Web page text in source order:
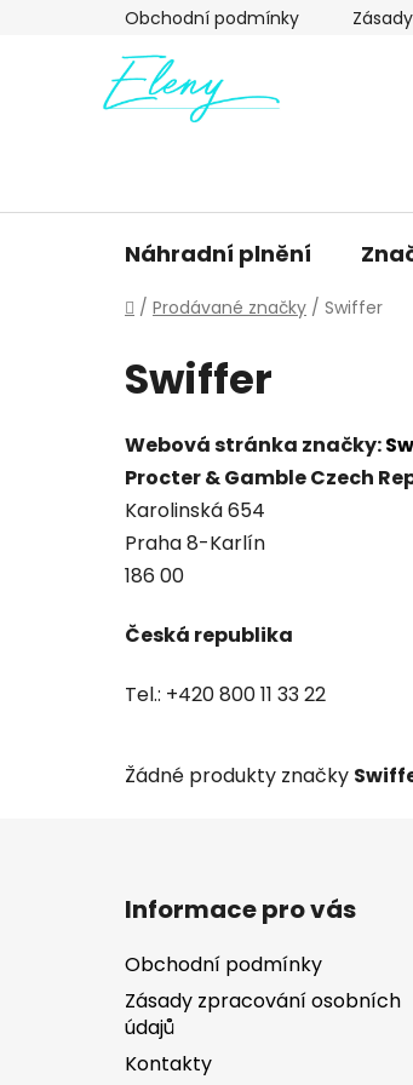
Obchodní podmínky
Náhradní plnění
Domů
/ Prodávané značky / Swiffer
Swiffer
Webová stránka značky:
Procter & Gamble Czech
Karolinská 654
Praha 8-Karlín
186 00
Česká republika
Tel.: +420 800 11 33 22
Žádné produkty značky
Informace pro vás
Obchodní podmínky
Zásady zpracování osobních
údajů
Kontakty